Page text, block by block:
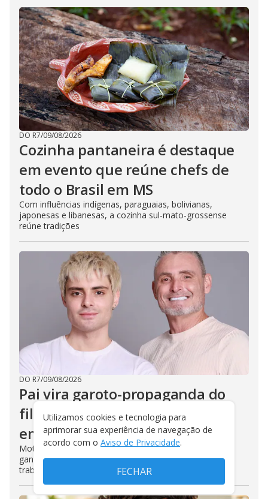
DO R7/09/08/2026
Cozinha pantaneira é destaque
em evento que reúne chefs de
todo o Brasil em MS
Com influências indígenas, paraguaias, bolivianas,
japonesas e libanesas, a cozinha sul-mato-grossense
reúne tradições
DO R7/09/08/2026
Pai vira garoto-propaganda do
filho em carro de aplicativo e
emociona a internet
Motorista Marcelo Germano já ajudou Thiago Pioli a
ganhar mais 100 mil seguidores com divulgação do
trabalho de maquiador
Utilizamos cookies e tecnologia para
aprimorar sua experiência de navegação de
acordo com o Aviso de Privacidade.
FECHAR